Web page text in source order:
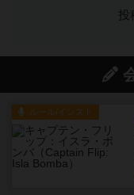
投
ルール/インスト